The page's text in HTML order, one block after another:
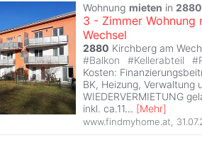
Wohnung mieten in 2880
3 - Zimmer Wohnung
Wechsel
2880 Kirchberg am
#Balkon #Kellerabteil #
Kosten:
BK, Heizung, Verwaltung
WIEDERVERMIETUNG
inkl. ca.11... [Mehr]
www.findmyhome.at